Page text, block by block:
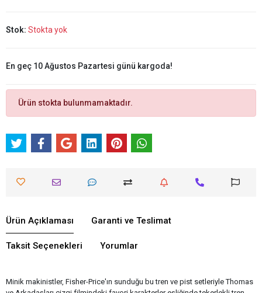
Stok: Stokta yok
En geç 10 Ağustos Pazartesi günü kargoda!
Ürün stokta bulunmamaktadır.
Ürün Açıklaması Garanti ve Teslimat
Taksit Seçenekleri Yorumlar
Minik makinistler, Fisher-Price'ın sunduğu bu tren ve pist setleriyle Thomas